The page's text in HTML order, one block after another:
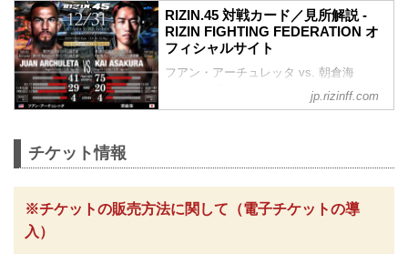
RIZIN.45 対戦カード／見所解説 -
RIZIN FIGHTING FEDERATION オ
フィシャルサイト
フアン・アーチュレッタ vs. 朝倉海
RIZIN MMAルール：5分 3R（61.0kg）
当て勘 | ボクシング力 | 試合運び | 圧力
jp.rizinff.com
チケット情報
※チケットの販売方法に関して（電子チケットの導
入）